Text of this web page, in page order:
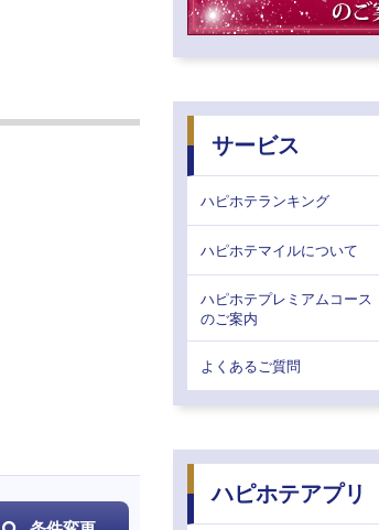
り
サービス
ハピホテランキング
ハピホテマイルについて
ハピホテプレミアムコース
のご案内
よくあるご質問
ハピホテアプリ